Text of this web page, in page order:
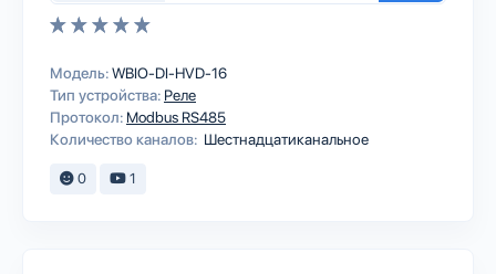
Модель:WBIO-DI-HVD-16
Тип устройства: Реле
Протокол: Modbus RS485
Количество каналов: Шестнадцатиканальное
0 1